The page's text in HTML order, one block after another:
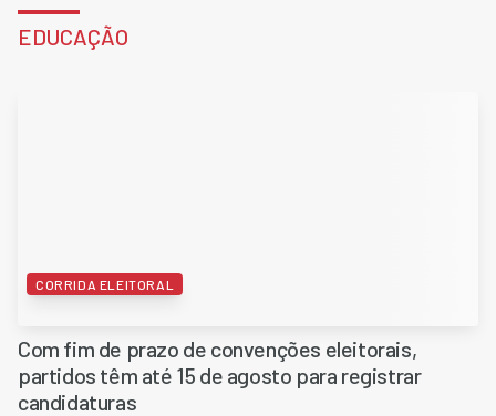
EDUCAÇÃO
CORRIDA ELEITORAL
Com fim de prazo de convenções eleitorais,
partidos têm até 15 de agosto para registrar
candidaturas